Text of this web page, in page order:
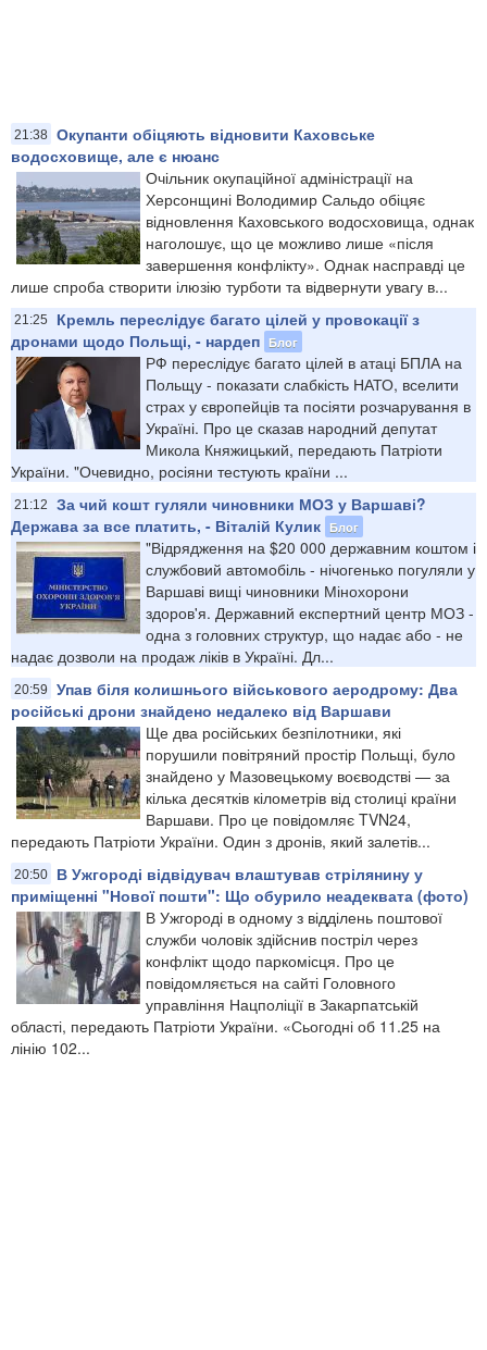
21:38 Окупанти обіцяють відновити Каховське
водосховище, але є нюанс
Очільник окупаційної адміністрації на
Херсонщині Володимир Сальдо обіцяє
відновлення Каховського водосховища, однак
наголошує, що це можливо лише «після
завершення конфлікту». Однак насправді це
лише спроба створити ілюзію турботи та відвернути увагу в...
21:25
Кремль переслідує багато цілей у провокації з
дронами щодо Польщі, - нардеп Блог
РФ переслідує багато цілей в атаці БПЛА на
Польщу - показати слабкість НАТО, вселити
страх у європейців та посіяти розчарування в
Україні. Про це сказав народний депутат
Микола Княжицький, передають Патріоти
України. "Очевидно, росіяни тестують країни ...
21:12
За чий кошт гуляли чиновники МОЗ у Варшаві?
Держава за все платить, - Віталій Кулик Блог
"Відрядження на $20 000 державним коштом і
службовий автомобіль - нічогенько погуляли у
Варшаві вищі чиновники Мінохорони
здоров'я. Державний експертний центр МОЗ -
одна з головних структур, що надає або - не
надає дозволи на продаж ліків в Україні. Дл...
20:59
Упав біля колишнього військового аеродрому: Два
російські дрони знайдено недалеко від Варшави
Ще два російських безпілотники, які
порушили повітряний простір Польщі, було
знайдено у Мазовецькому воєводстві — за
кілька десятків кілометрів від столиці країни
Варшави. Про це повідомляє TVN24,
передають Патріоти України. Один з дронів, який залетів...
20:50
В Ужгороді відвідувач влаштував стрілянину у
приміщенні "Нової пошти": Що обурило неадеквата (фото)
В Ужгороді в одному з відділень поштової
служби чоловік здійснив постріл через
конфлікт щодо паркомісця. Про це
повідомляється на сайті Головного
управління Нацполіції в Закарпатській
області, передають Патріоти України. «Сьогодні об 11.25 на
лінію 102...